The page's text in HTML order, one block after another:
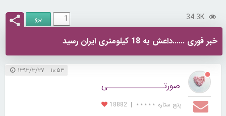
34.3K
خبر فوری ......داعش به 18 کیلومتری ایران رسید
۱۰:۵۳ ۱۳۹۳/۳/۲۷
صورتــــــــــــــــی
پنج ستاره ⋆⋆⋆⋆⋆ |
18882